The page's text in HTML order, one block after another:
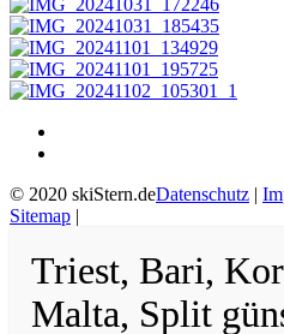
© 2020 skiStern.deDatenschutz |
Sitemap |
Triest, Bari,
Malta, Split